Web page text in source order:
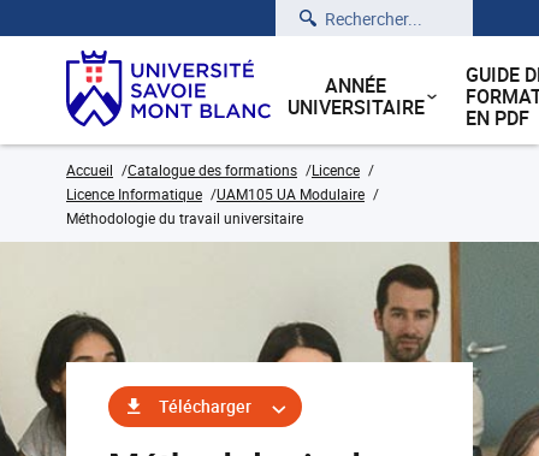
Rechercher
ANNÉE
UNIVERSITAIRE
GUIDE
EN PDF
Accueil Catalogue des formations
Licence
Licence Informatique
UAM105 UA Modulaire
Méthodologie du travail universitaire
Télécharger